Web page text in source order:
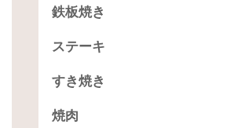
鉄板焼き
ステーキ
すき焼き
焼肉